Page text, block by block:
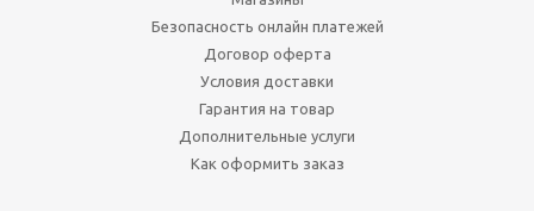
Безопасность онлайн платежей
Договор оферта
Условия доставки
Гарантия на товар
Дополнительные услуги
Как оформить заказ